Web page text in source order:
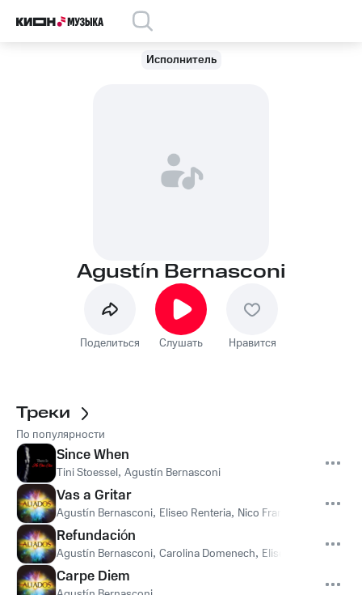
Исполнитель
Agustín Bernasconi
Поделиться Слушать Нравится
Треки
По популярности
Since When
Tini Stoessel, Agustín Bernasconi
Vas a Gritar
Agustín Bernasconi, Eliseo Renteria, Nico Francella
Refundación
Agustín Bernasconi, Carolina Domenech, Eliseo Renteria
Carpe Diem